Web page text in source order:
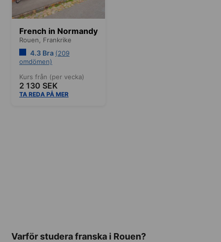
French in Normandy
Rouen, Frankrike
4.3 Bra (209
omdömen)
Kurs från (per vecka)
2 130 SEK
TA REDA PÅ MER
Varför studera franska i Rouen?